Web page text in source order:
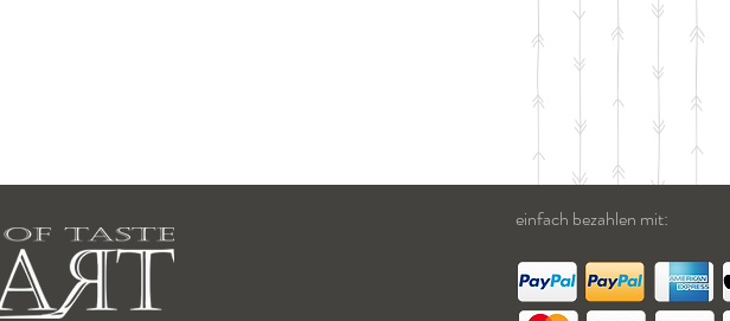
einfach bezahlen mit: